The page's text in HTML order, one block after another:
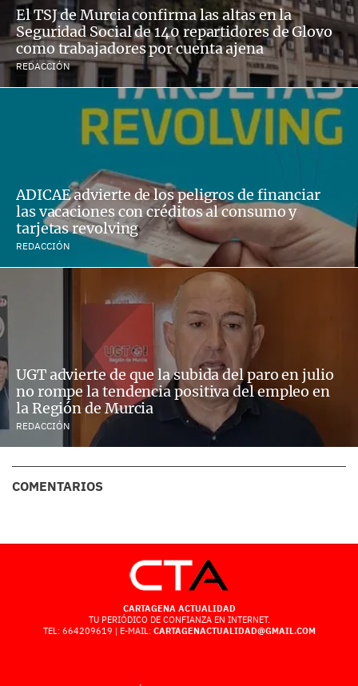
El TSJ de Murcia confirma las altas en la
Seguridad Social de 140 repartidores de Glovo
como trabajadores por cuenta ajena
REDACCIÓN
ADICAE advierte de los peligros de financiar
las vacaciones con créditos al consumo y
tarjetas revolving
REDACCIÓN
UGT advierte de que la subida del paro en julio
no rompe la tendencia positiva del empleo en
la Región de Murcia
REDACCIÓN
COMENTARIOS
CARTAGENA ACTUALIDAD
TU PERIÓDICO DE CONFIANZA EN INTERNET.
TEL: 664209619 | E-MAIL: CARTAGENACTUALIDAD@GMAIL.COM